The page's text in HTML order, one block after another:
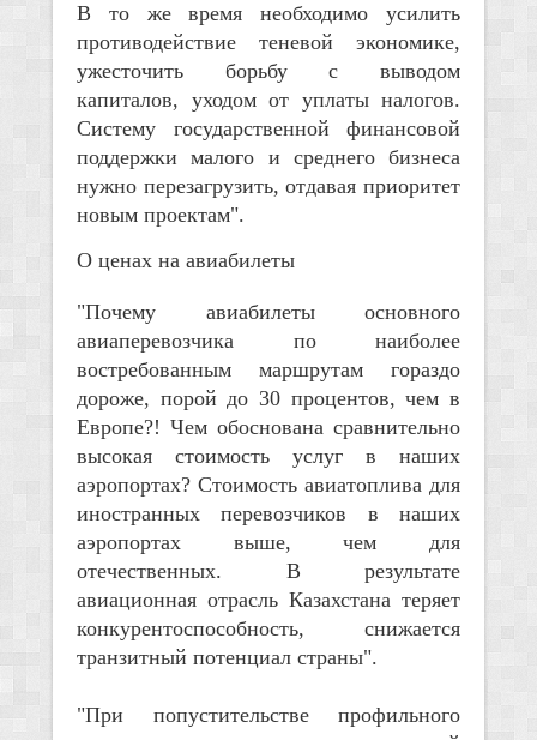
В то же время необходимо усилить
противодействие теневой экономике,
ужесточить борьбу с выводом
капиталов, уходом от уплаты налогов.
Систему государственной финансовой
поддержки малого и среднего бизнеса
нужно перезагрузить, отдавая приоритет
новым проектам".
О ценах на авиабилеты
"Почему авиабилеты основного
авиаперевозчика по наиболее
востребованным маршрутам гораздо
дороже, порой до 30 процентов, чем в
Европе?! Чем обоснована сравнительно
высокая стоимость услуг в наших
аэропортах? Стоимость авиатоплива для
иностранных перевозчиков в наших
аэропортах выше, чем для
отечественных. В результате
авиационная отрасль Казахстана теряет
конкурентоспособность, снижается
транзитный потенциал страны".
"При попустительстве профильного